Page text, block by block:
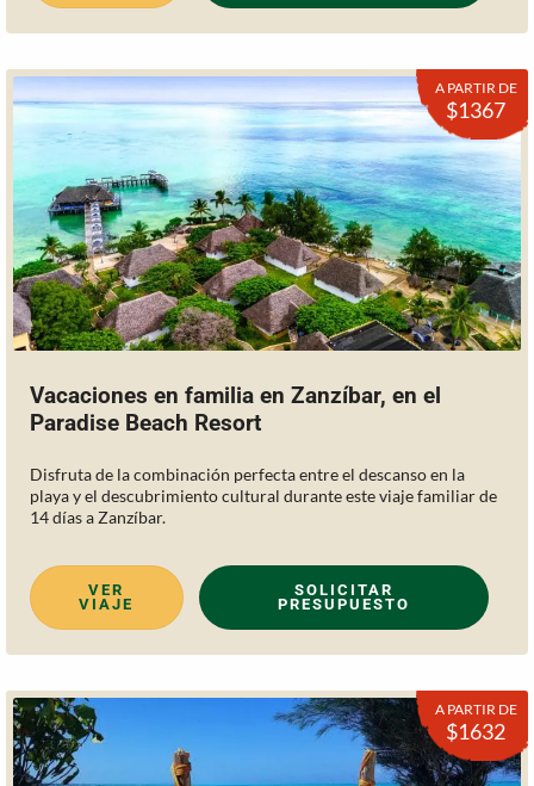
A PARTIR DE
$1367
Vacaciones en familia en Zanzíbar, en el
Paradise Beach Resort
Disfruta de la combinación perfecta entre el descanso en la
playa y el descubrimiento cultural durante este viaje familiar de
14 días a Zanzíbar.
VER
VIAJE
SOLICITAR
PRESUPUESTO
A PARTIR DE
$1632